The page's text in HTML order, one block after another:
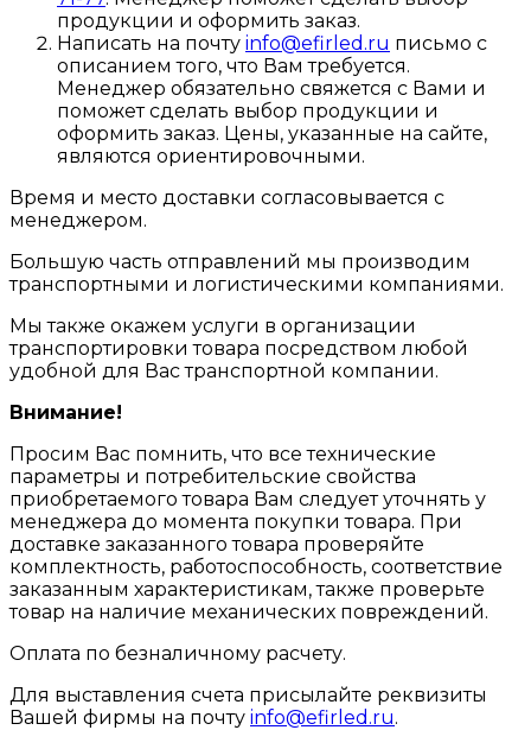
продукции и оформить заказ.
Написать на почту info@efirled.ru письмо с
описанием того, что Вам требуется.
Менеджер обязательно свяжется с Вами и
поможет сделать выбор продукции и
оформить заказ. Цены, указанные на сайте,
являются ориентировочными.
Время и место доставки согласовывается с
менеджером.
Большую часть отправлений мы производим
транспортными и логистическими компаниями.
Мы также окажем услуги в организации
транспортировки товара посредством любой
удобной для Вас транспортной компании.
Внимание!
Просим Вас помнить, что все технические
параметры и потребительские свойства
приобретаемого товара Вам следует уточнять у
менеджера до момента покупки товара. При
доставке заказанного товара проверяйте
комплектность, работоспособность, соответствие
заказанным характеристикам, также проверьте
товар на наличие механических повреждений.
Оплата по безналичному расчету.
Для выставления счета присылайте реквизиты
Вашей фирмы на почту info@efirled.ru.